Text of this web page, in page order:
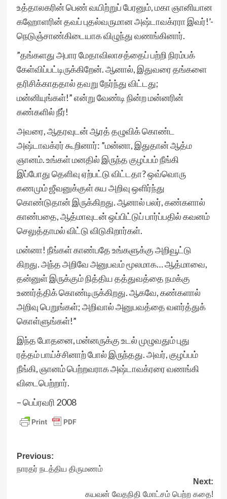
உத்தாலகரின் பெண் வயிற்றுப் பேரனும், மகா ஞானியான
கஹோளரின் தவப் புதல்வருமான அஷ்டாவக்ரரா இவர்!’-
நெடுஞ்சாண்கிடையாக விழுந்து வணங்கினார்.
”தங்களது அபார மேதாவிலாசத்தைப் பற்றி நிரம்பக்
கேள்விப்பட்டிருக்கிறேன். ஆனால், இதுவரை தங்களை
தரிசிக்காததால் தவறு நேர்ந்து விட்டது;
மன்னியுங்கள்!” என்று வேண்டி நின்ற மன்னரின்
கண்களில் நீர்!
அவரை, ஆதரவுடன் ஆரத் தழுவிக் கொண்ட
அஷ்டாவக்ரர் கூறினார்: ”மன்னா, இதுதான் ஆத்ம
ஞானம். உங்கள் மனதில் இருந்த குழப்பம் நீங்கி
இப்போது தெளிவு ஏற்பட்டு விட்டதா? ஒவ்வொரு
கணமும் ஜீவனுக்குள் சுய அறிவு ஒளிர்ந்து
கொண்டுதான் இருக்கிறது. ஆனால் பலர், கண்களால்
காண்பதை, ஆத்மாவுடன் ஒப்பிட்டுப் பார்ப்பதில் கவனம்
செலுத்தாமல் விட்டு விடுகிறார்கள்.
மன்னா! நீங்கள் காண்பதே உங்களுக்கு அறிவூட்டு
கிறது. அந்த அறிவே அனுபவம் மூலமாக… ஆத்மாவை,
தன்னுள் இருக்கும் நித்திய தத்துவத்தை நமக்கு
உணர்த்திக் கொண்டிருக்கிறது. ஆகவே, கண்களால்
அறிவு பெறுங்கள்; அறிவால் அனுபவத்தை வளர்த்துக்
கொள்ளுங்கள்!”
இந்த போதனை, மன்னருக்கு உடல் முழுவதும் புது
ரத்தம் பாய்ச்சினாற் போல் இருந்தது. அவர், குழப்பம்
நீங்கி, ஞானம் பெற்றவராக அஷ்டாவக்ரரை வணங்கி
விடைபெற்றார்.
– பெப்ரவரி 2008
Post
navigation
Previous:
நாரதர் நடத்திய திருமணம்
Next:
கயவன் வேதநிதி மோட்சம் பெற்ற கதை!